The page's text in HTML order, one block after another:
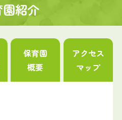
紹介
保育園
概要
アクセス
マップ